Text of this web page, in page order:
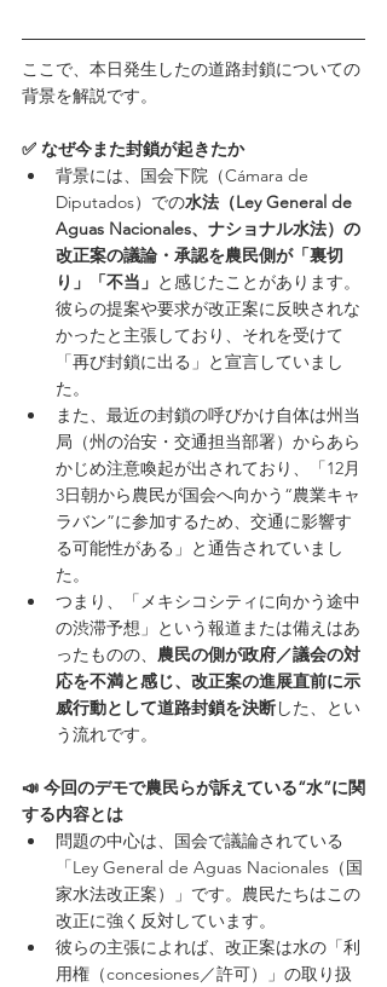
ここで、本日発生したの道路封鎖についての
背景を解説です。
✅ なぜ今また封鎖が起きたか
背景には、国会下院（Cámara de
Diputados）での水法（Ley General de
Aguas Nacionales、ナショナル水法）の
改正案の議論・承認を農民側が「裏切
り」「不当」 と感じたことがあります。
彼らの提案や要求が改正案に反映されな
かったと主張しており、それを受けて
「再び封鎖に出る」と宣言していまし
た。
また、最近の封鎖の呼びかけ自体は州当
局（州の治安・交通担当部署）からあら
かじめ注意喚起が出されており、「12月
3日朝から農民が国会へ向かう“農業キャ
ラバン”に参加するため、交通に影響す
る可能性がある」と通告されていまし
た。
つまり、「メキシコシティに向かう途中
の渋滞予想」という報道または備えはあ
ったものの、 農民の側が政府／議会の対
応を不満と感じ、改正案の進展直前に示
威行動として道路封鎖を決断した、とい
う流れです。
📣 今回のデモで農民らが訴えている“水”に関
する内容とは
問題の中心は、国会で議論されている
「Ley General de Aguas Nacionales（国
家水法改正案）」です。農民たちはこの
改正に強く反対しています。
彼らの主張によれば、改正案は水の「利
用権（concesiones／許可）」の取り扱